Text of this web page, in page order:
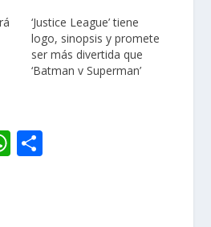
‘Justice League’ tiene
logo, sinopsis y promete
ser más divertida que
‘Batman v Superman’
W